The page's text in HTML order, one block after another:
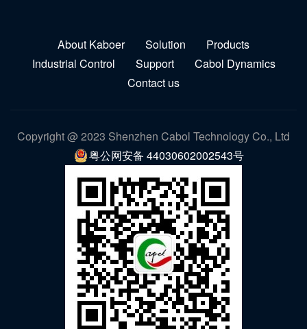
About Kaboer Solution
Products
Industrial Control
Support
Cabol Dynamics
Contact us
Copyright @ 2023 Shenzhen Cabol Technology Co., Ltd
粤公网安备 44030602002543号